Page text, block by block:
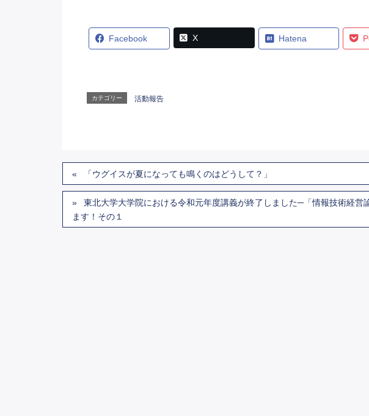
Facebook X Hatena
カテゴリー 活動報告
「ウグイスが夏になっても鳴くのはどうして？」
東北大学大学院における令和元年度講義が終了しました─「情報技術経営
ます！その１